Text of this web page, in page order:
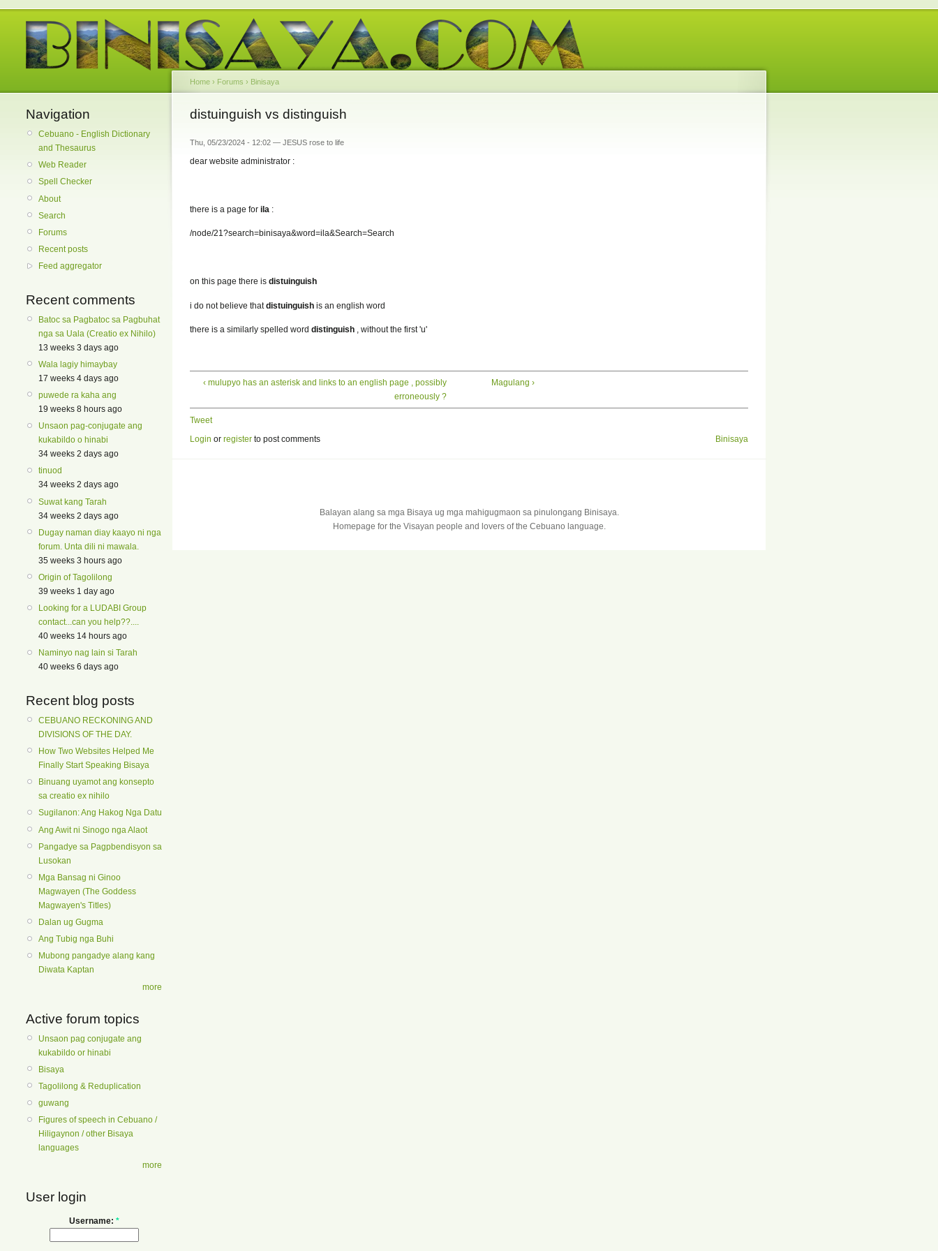
Navigation
Cebuano - English Dictionary
and Thesaurus
Web Reader
Spell Checker
About
Search
Forums
Recent posts
Feed aggregator
Recent comments
Batoc sa Pagbatoc sa Pagbuhat
nga sa Uala (Creatio ex Nihilo)
13 weeks 3 days ago
Wala lagiy himaybay
17 weeks 4 days ago
puwede ra kaha ang
19 weeks 8 hours ago
Unsaon pag-conjugate ang
kukabildo o hinabi
34 weeks 2 days ago
tinuod
34 weeks 2 days ago
Suwat kang Tarah
34 weeks 2 days ago
Dugay naman diay kaayo ni nga
forum. Unta dili ni mawala.
35 weeks 3 hours ago
Origin of Tagolilong
39 weeks 1 day ago
Looking for a LUDABI Group
contact...can you help??....
40 weeks 14 hours ago
Naminyo nag lain si Tarah
40 weeks 6 days ago
Recent blog posts
CEBUANO RECKONING AND
DIVISIONS OF THE DAY.
How Two Websites Helped Me
Finally Start Speaking Bisaya
Binuang uyamot ang konsepto
sa creatio ex nihilo
Sugilanon: Ang Hakog Nga Datu
Ang Awit ni Sinogo nga Alaot
Pangadye sa Pagpbendisyon sa
Lusokan
Mga Bansag ni Ginoo
Magwayen (The Goddess
Magwayen's Titles)
Dalan ug Gugma
Ang Tubig nga Buhi
Mubong pangadye alang kang
Diwata Kaptan
more
Active forum topics
Unsaon pag conjugate ang
kukabildo or hinabi
Bisaya
Tagolilong & Reduplication
guwang
Figures of speech in Cebuano /
Hiligaynon / other Bisaya
languages
more
User login
Username: *
Home › Forums › Binisaya
distuinguish vs distinguish
Thu, 05/23/2024 - 12:02 — JESUS rose to life
dear website administrator :
there is a page for ila :
/node/21?search=binisaya&word=ila&Search=Search
on this page there is distuinguish
i do not believe thatdistuinguish is an english word
there is a similarly spelled word distinguish , without the first 'u'
‹ mulupyo has an asterisk and links to an english page , possibly
erroneously ?
Magulang ›
Tweet
Binisaya
Login or register to post comments
Balayan alang sa mga Bisaya ug mga mahigugmaon sa pinulongang Binisaya.
Homepage for the Visayan people and lovers of the Cebuano language.